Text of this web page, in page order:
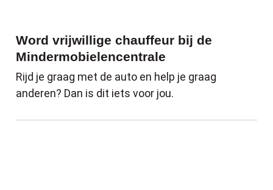
Word vrijwillige chauffeur bij de
Mindermobielencentrale
Rijd je graag met de auto en help je graag
anderen? Dan is dit iets voor jou.